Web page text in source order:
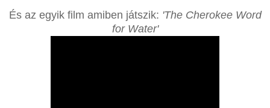
És az egyik film amiben játszik: 'The Cherokee Word
for Water'